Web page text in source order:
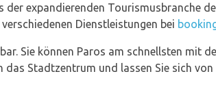
expandierenden Tourismusbranche
Dienstleistungen bei
Sie können Paros am schnellsten mit
das Stadtzentrum und lassen Sie sich